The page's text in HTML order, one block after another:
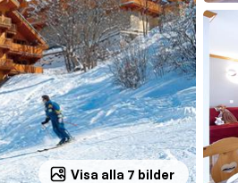
Visa alla 7 bilder